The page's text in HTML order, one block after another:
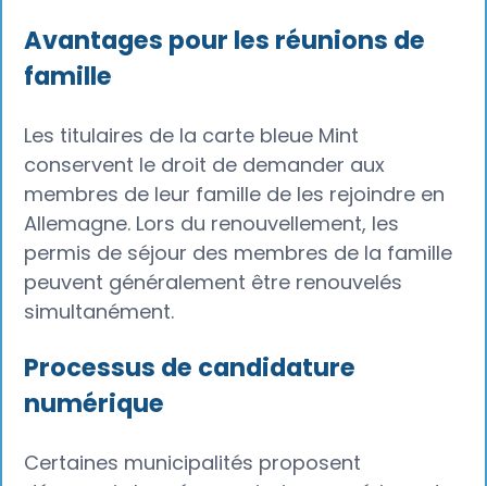
Avantages pour les réunions de
famille
Les titulaires de la carte bleue Mint
conservent le droit de demander aux
membres de leur famille de les rejoindre en
Allemagne. Lors du renouvellement, les
permis de séjour des membres de la famille
peuvent généralement être renouvelés
simultanément.
Processus de candidature
numérique
Certaines municipalités proposent